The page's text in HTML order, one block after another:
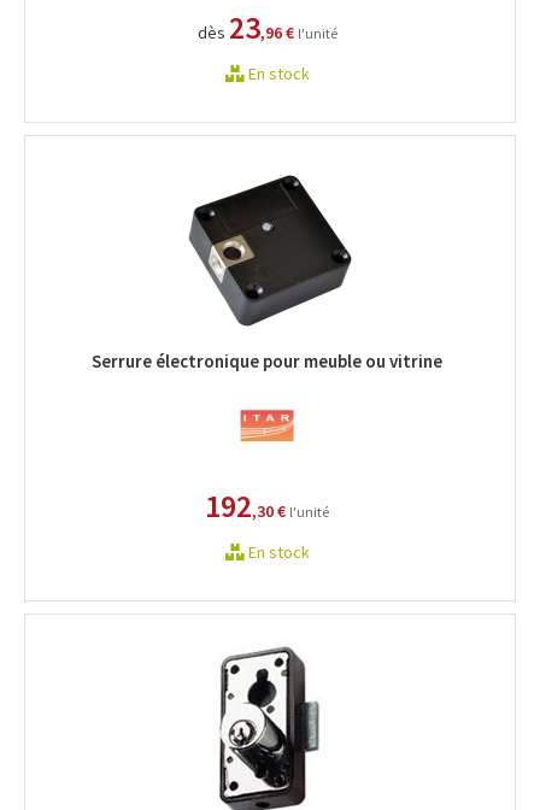
dès 23,96 € l'unité
En stock
Serrure électronique pour meuble ou vitrine
192,30 € l'unité
En stock